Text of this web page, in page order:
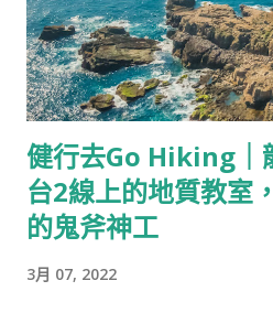
約80公尺，可分為主洞與左右洞，
內供奉著神明，還有一處僅能單向
台灣的民間信仰，巌仔指的是山中
紀後開始於逐漸成為台灣地區才有
塔 基隆是台灣的港灣樞紐，也曾是
處大大小小的防空洞與砲台，而白
台之一。 白米甕砲台位於基隆沿岸
戰略位置，遺址可追溯至300多年前
健行去Go Hiking｜
台2線上的地質教室
的鬼斧神工
3月 07, 2022